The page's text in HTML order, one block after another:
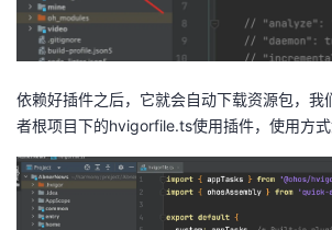
子
直
的
动
我
关
注
我
开
我
的
我
依赖好插件之后，它就会自动下载资源包，我
者根项目下的hvigorfile.ts使用插件，使用方式